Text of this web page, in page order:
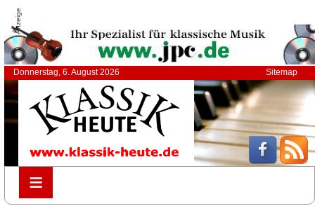
Anzeige
Donnerstag, 6. August 2026 Sitemap
≡
≡